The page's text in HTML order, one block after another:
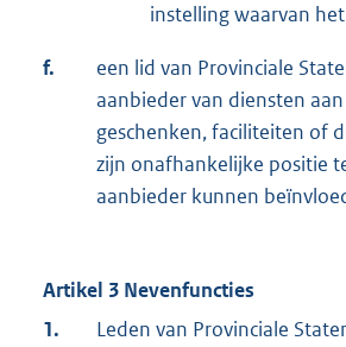
instelling waarvan
f.
een lid van Provinciale
aanbieder van diensten
geschenken, faciliteiten of
zijn onafhankelijke positie
aanbieder kunnen
Artikel 3 Nevenfuncties
1.
Leden van Provinciale